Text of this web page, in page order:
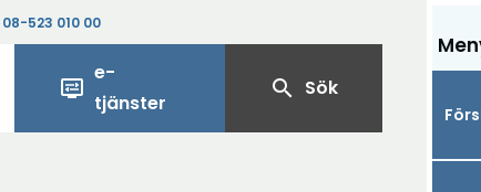
08-523 010 00
display_settings
e-
tjänster
search Sök